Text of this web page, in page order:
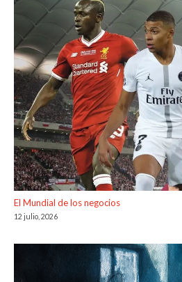
El Mundial de los negocios
12 julio, 2026